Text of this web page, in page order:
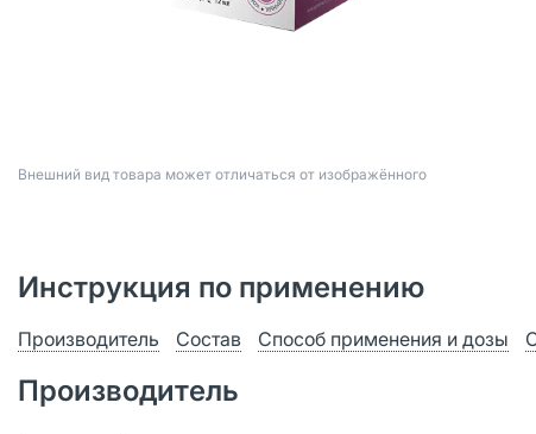
Bнешний вид товара может отличаться от изображённого
Инструкция по применению
Производитель Состав Способ применения и дозы
Производитель